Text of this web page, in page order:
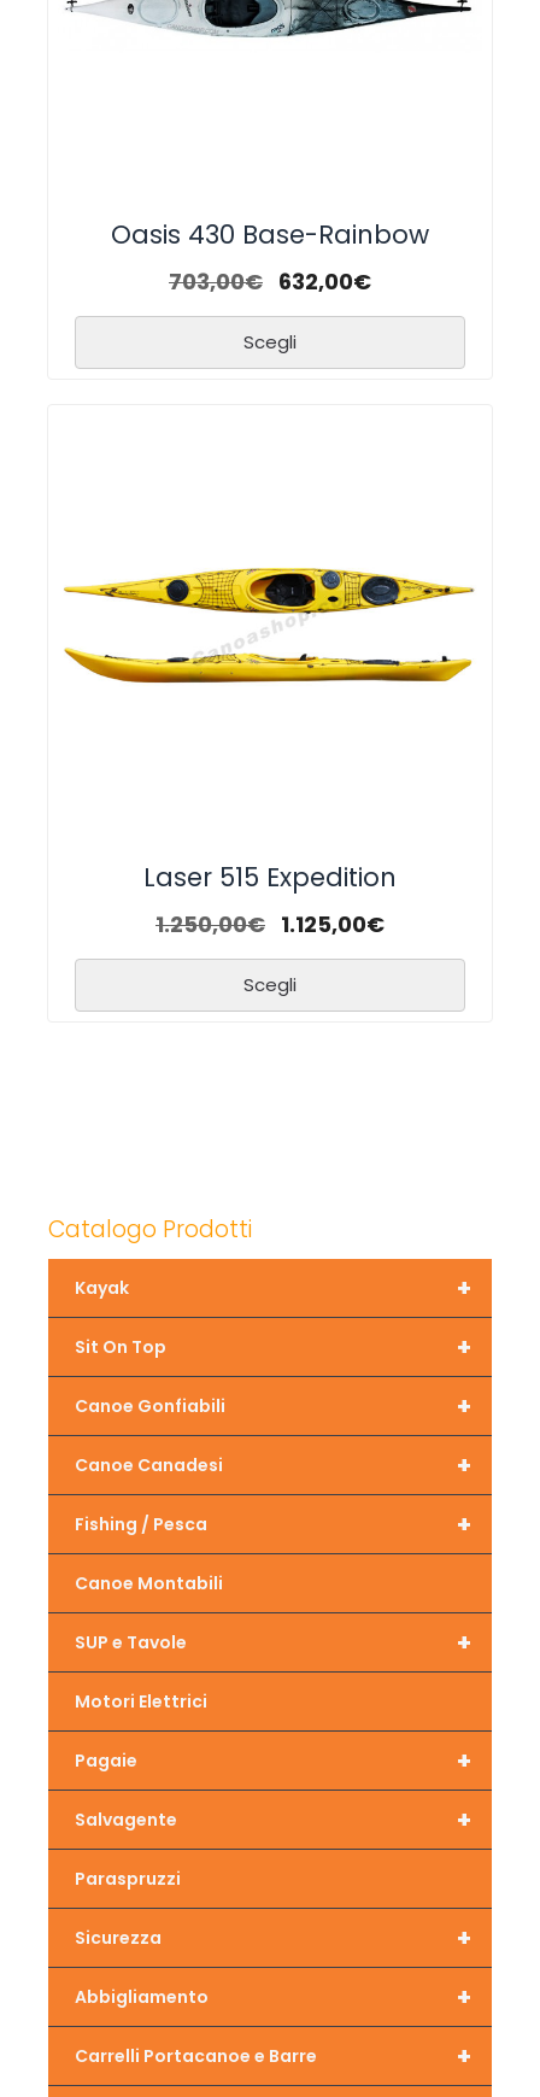
Oasis 430 Base-Rainbow
703,00€ 632,00€
Scegli
Laser 515 Expedition
1.250,00€ 1.125,00€
Scegli
Catalogo Prodotti
+
Kayak
+
Sit On Top
+
Canoe Gonfiabili
+
Canoe Canadesi
+
Fishing / Pesca
Canoe Montabili
+
SUP e Tavole
Motori Elettrici
+
Pagaie
+
Salvagente
Paraspruzzi
+
Sicurezza
+
Abbigliamento
+
Carrelli Portacanoe e Barre